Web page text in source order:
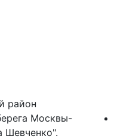
район
Москвы-
Шевченко".